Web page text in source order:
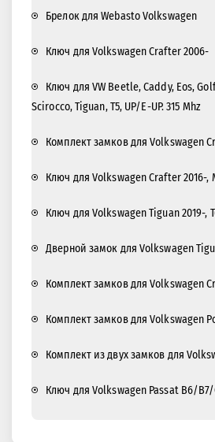
Брелок для Webasto Volkswagen
Ключ для Volkswagen Crafter 2006-
Ключ для VW Beetle, Caddy, Eos,
Scirocco, Tiguan, T5, UP/E-UP. 315 Mhz
Комплект замков для Volkswagen
Ключ для Volkswagen Crafter 2016-,
Ключ для Volkswagen Tiguan 2019-,
Дверной замок для Volkswagen
Комплект замков для Volkswagen
Комплект замков для Volkswagen
Комплект из двух замков для
Ключ для Volkswagen Passat B6/B7/